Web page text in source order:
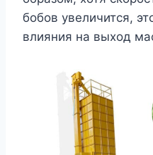
бобов увеличится,
влияния на выход